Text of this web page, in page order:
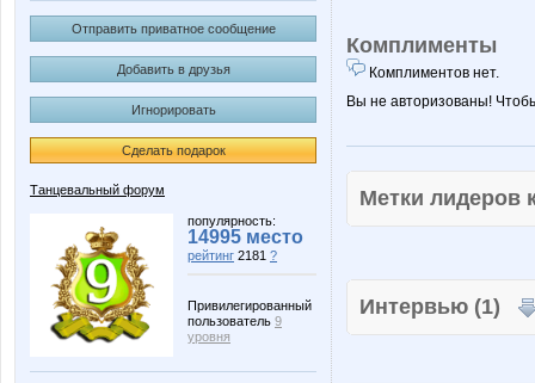
Отправить приватное сообщение
Добавить в друзья
Игнорировать
Сделать подарок
Танцевальный форум
популярность:
14995 место
рейтинг 2181 ?
Привилегированный
пользователь 9
уровня
Комплименты
Комплиментов нет.
Вы не авторизованы!
Метки
Интервью (1)